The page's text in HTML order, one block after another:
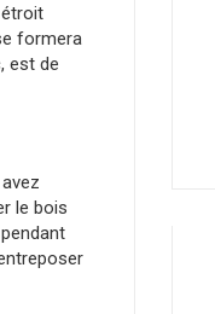
formera
est de
le bois